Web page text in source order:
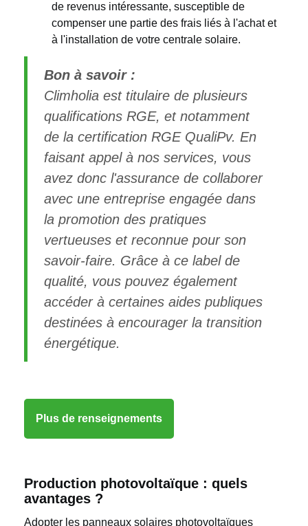
de revenus intéressante, susceptible de
compenser une partie des frais liés à l'achat et
à l'installation de votre centrale solaire.
Bon à savoir :
Climholia est titulaire de plusieurs
qualifications RGE, et notamment
de la certification RGE QualiPv. En
faisant appel à nos services, vous
avez donc l'assurance de collaborer
avec une entreprise engagée dans
la promotion des pratiques
vertueuses et reconnue pour son
savoir-faire. Grâce à ce label de
qualité, vous pouvez également
accéder à certaines aides publiques
destinées à encourager la transition
énergétique.
Plus de renseignements
Production photovoltaïque : quels
avantages ?
Adopter les panneaux solaires photovoltaïques